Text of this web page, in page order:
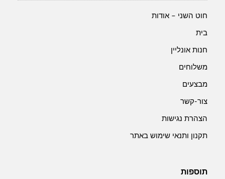
חוט השני – אודות
בית
חנות אונליין
משלוחים
מבצעים
צור-קשר
הצהרת נגישות
תקנון ותנאי שימוש באתר
תוספות